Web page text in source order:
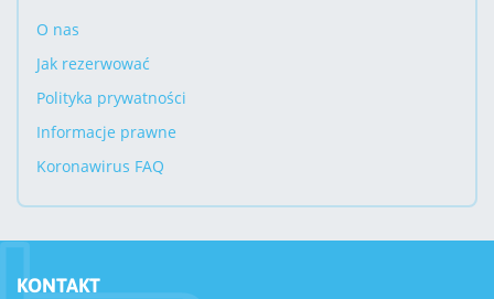
O nas
Jak rezerwować
Polityka prywatności
Informacje prawne
Koronawirus FAQ
KONTAKT